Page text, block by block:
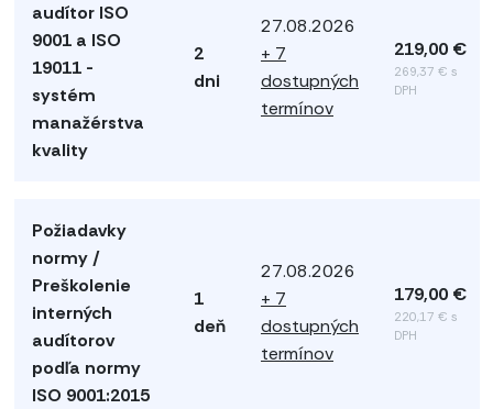
audítor ISO
9001 a ISO
19011 -
systém
manažérstva
kvality
2
dni
27.08.2026
+ 7
dostupných
termínov
219,00 €
269,37 € s
DPH
Požiadavky
normy /
Preškolenie
interných
audítorov
podľa normy
ISO 9001:2015
1
deň
27.08.2026
+ 7
dostupných
termínov
179,00 €
220,17 € s
DPH